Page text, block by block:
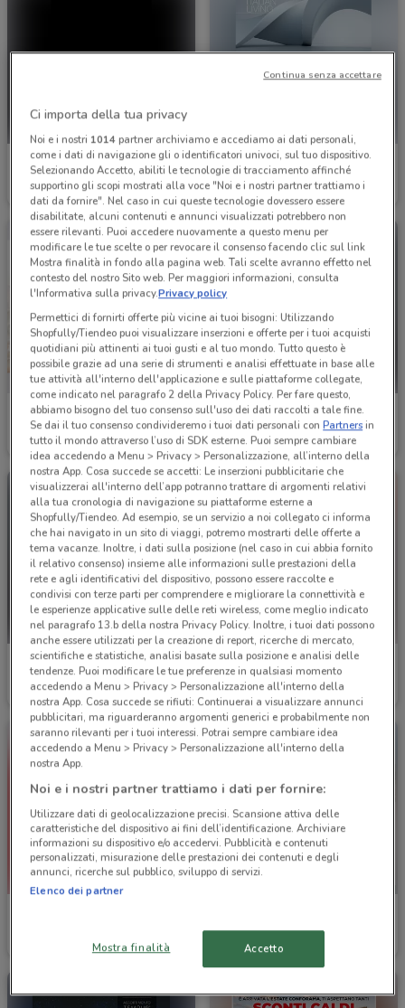
Emu
Scade il 31/12 4.8 km
Chateau d'Ax
Scade il 31/12 5.1 km
Hervit
Scade il 22/09 5.6 km
Barazza
Scade il 31/12
Barazza
Scade il 31/12 5.8 km
Mondo Convenienza
Scade il 31/08
6.7 km Scade il 19/08
Ci importa della tua privacy
Noi e i nostri 1014partner archiviamo e accediamo ai dati personali,
come i dati di navigazione gli o identificatori univoci, sul tuo dispositivo.
Selezionando Accetto, abiliti le tecnologie di tracciamento affinché
supportino gli scopi mostrati alla voce "Noi e i nostri partner trattiamo i
dati da fornire". Nel caso in cui queste tecnologie dovessero essere
disabilitate, alcuni contenuti e annunci visualizzati potrebbero non
essere rilevanti. Puoi accedere nuovamente a questo menu per
modificare le tue scelte o per revocare il consenso facendo clic sul link
Mostra finalità in fondo alla pagina web. Tali scelte avranno effetto nel
contesto del nostro Sito web. Per maggiori informazioni, consulta
l'Informativa sulla privacy.Privacy policy
Permettici di fornirti offerte più vicine ai tuoi bisogni: Utilizzando
Shopfully/Tiendeo puoi visualizzare inserzioni e offerte per i tuoi acquisti
quotidiani più attinenti ai tuoi gusti e al tuo mondo. Tutto questo è
possibile grazie ad una serie di strumenti e analisi effettuate in base alle
tue attività all'interno dell'applicazione e sulle piattaforme collegate,
come indicato nel paragrafo 2 della Privacy Policy. Per fare questo,
abbiamo bisogno del tuo consenso sull'uso dei dati raccolti a tale fine.
Se dai il tuo consenso condivideremo i tuoi dati personali conPartnersin
tutto il mondo attraverso l’uso di SDK esterne. Puoi sempre cambiare
idea accedendo a Menu > Privacy > Personalizzazione, all’interno della
nostra App. Cosa succede se accetti: Le inserzioni pubblicitarie che
visualizzerai all'interno dell’app potranno trattare di argomenti relativi
alla tua cronologia di navigazione su piattaforme esterne a
Shopfully/Tiendeo. Ad esempio, se un servizio a noi collegato ci informa
che hai navigato in un sito di viaggi, potremo mostrarti delle offerte a
tema vacanze. Inoltre, i dati sulla posizione (nel caso in cui abbia fornito
il relativo consenso) insieme alle informazioni sulle prestazioni della
rete e agli identificativi del dispositivo, possono essere raccolte e
condivisi con terze parti per comprendere e migliorare la connettività e
le esperienze applicative sulle delle reti wireless, come meglio indicato
nel paragrafo 13.b della nostra Privacy Policy. Inoltre, i tuoi dati possono
anche essere utilizzati per la creazione di report, ricerche di mercato,
scientifiche e statistiche, analisi basate sulla posizione e analisi delle
tendenze. Puoi modificare le tue preferenze in qualsiasi momento
accedendo a Menu > Privacy > Personalizzazione all'interno della
nostra App. Cosa succede se rifiuti: Continuerai a visualizzare annunci
pubblicitari, ma riguarderanno argomenti generici e probabilmente non
saranno rilevanti per i tuoi interessi. Potrai sempre cambiare idea
accedendo a Menu > Privacy > Personalizzazione all'interno della
nostra App.
Noi e i nostri partner trattiamo i dati per fornire:
Utilizzare dati di geolocalizzazione precisi. Scansione attiva delle
caratteristiche del dispositivo ai fini dell’identificazione. Archiviare
informazioni su dispositivo e/o accedervi. Pubblicità e contenuti
personalizzati, misurazione delle prestazioni dei contenuti e degli
annunci, ricerche sul pubblico, sviluppo di servizi.
Elenco dei partner
Mostra finalità Accetto
Continua senza accettare